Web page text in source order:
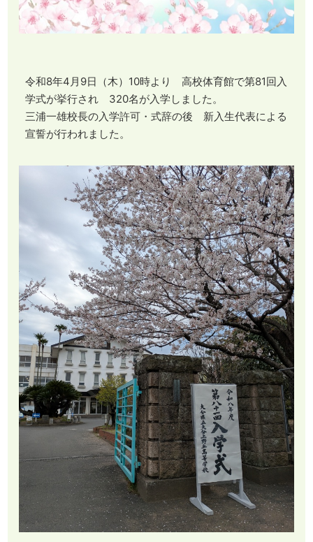
令和8年4月9日（木）10時より 高校体育館で第81回入
学式が挙行され 320名が入学しました。
三浦一雄校長の入学許可・式辞の後 新入生代表による
宣誓が行われました。